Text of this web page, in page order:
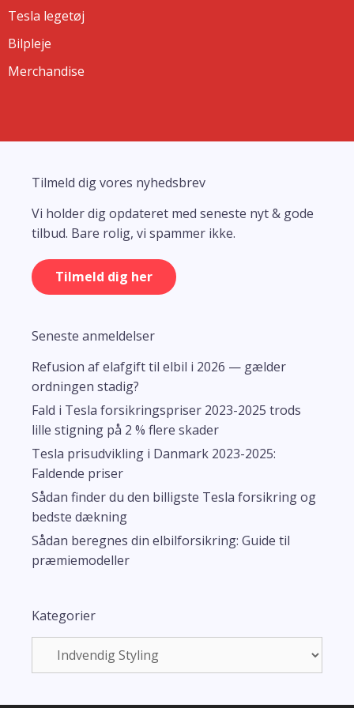
Tesla legetøj
Bilpleje
Merchandise
Tilmeld dig vores nyhedsbrev
Vi holder dig opdateret med seneste nyt & gode
tilbud. Bare rolig, vi spammer ikke.
Tilmeld dig her
Seneste anmeldelser
Refusion af elafgift til elbil i 2026 — gælder
ordningen stadig?
Fald i Tesla forsikringspriser 2023-2025 trods
lille stigning på 2 % flere skader
Tesla prisudvikling i Danmark 2023-2025:
Faldende priser
Sådan finder du den billigste Tesla forsikring og
bedste dækning
Sådan beregnes din elbilforsikring: Guide til
præmiemodeller
Kategorier